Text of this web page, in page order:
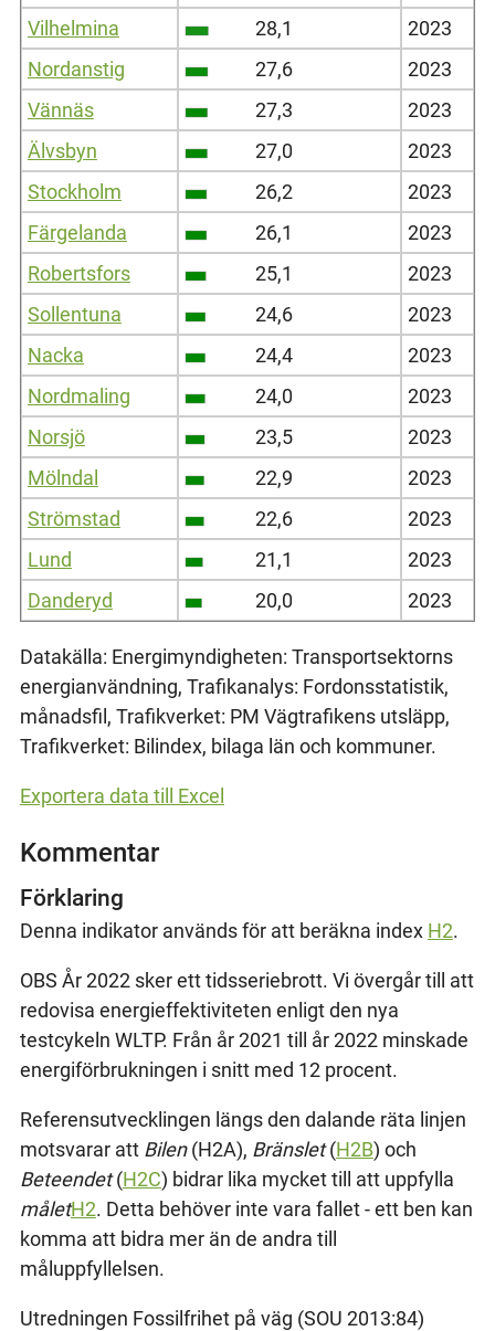
Vilhelmina
28,1
2023
Nordanstig
27,6
2023
Vännäs
27,3
2023
Älvsbyn
27,0
2023
Stockholm
26,2
2023
Färgelanda
26,1
2023
Robertsfors
25,1
2023
Sollentuna
24,6
2023
Nacka
24,4
2023
Nordmaling
24,0
2023
Norsjö
23,5
2023
Mölndal
22,9
2023
Strömstad
22,6
2023
Lund
21,1
2023
Danderyd
20,0 2023
Datakälla: Energimyndigheten: Transportsektorns
energianvändning, Trafikanalys: Fordonsstatistik,
månadsfil, Trafikverket: PM Vägtrafikens utsläpp,
Trafikverket: Bilindex, bilaga län och kommuner.
Exportera data till Excel
Kommentar
Förklaring
Denna indikator används för att beräkna index H2.
OBS År 2022 sker ett tidsseriebrott. Vi övergår till att
redovisa energieffektiviteten enligt den nya
testcykeln WLTP. Från år 2021 till år 2022 minskade
energiförbrukningen i snitt med 12 procent.
Referensutvecklingen längs den dalande räta linjen
motsvarar att Bilen(H2A), Bränslet(H2B) och
Beteendet(H2C) bidrar lika mycket till att uppfylla
måletH2. Detta behöver inte vara fallet - ett ben kan
komma att bidra mer än de andra till
måluppfyllelsen.
Utredningen Fossilfrihet på väg (SOU 2013:84)